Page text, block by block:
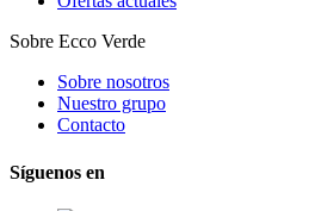
Sobre Ecco Verde
Sobre nosotros
Nuestro grupo
Contacto
Síguenos en